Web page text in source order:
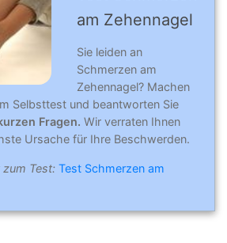
am Zehennagel
Sie leiden an
Schmerzen am
Zehennagel? Machen
Selbsttest und beantworten Sie
Fragen. Wir verraten Ihnen
Ursache für Ihre Beschwerden.
Test: Test Schmerzen am